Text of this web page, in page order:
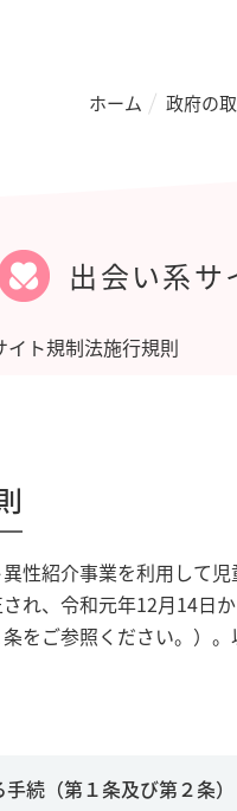
ホーム 政府の
出会い系サ
イト規制法施行規則
性紹介事業を利用して児
れ、令和元年12月14日
をご参照ください。）
続（第１条及び第２条）